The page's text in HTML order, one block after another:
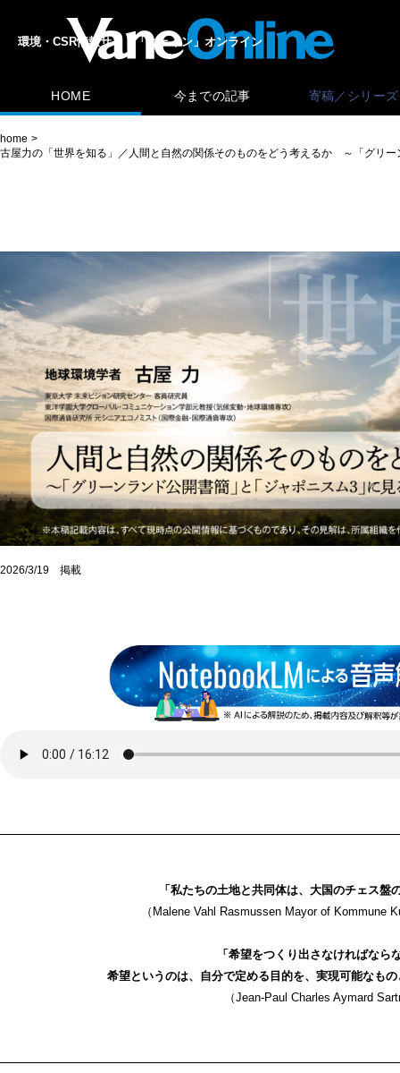
環境・CSR情報サイト「ヴェイン」オンライン
HOME 今までの記事 寄稿／シリーズ
home
古屋力の「世界を知る」／人間と自然の関係そのものをどう考えるか ～「グ
2026/3/19 掲載
「私たちの土地と共同体は、大国のチェス盤
（Malene Vahl Rasmussen Mayor of Kommune
「希望をつくり出さなければなら
希望というのは、自分で定める目的を、実現可能なも
（Jean-Paul Charles Aymard